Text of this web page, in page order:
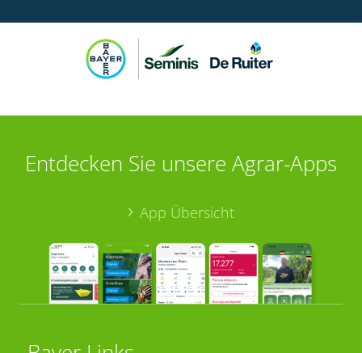
Entdecken Sie unsere Agrar-Apps
App Übersicht